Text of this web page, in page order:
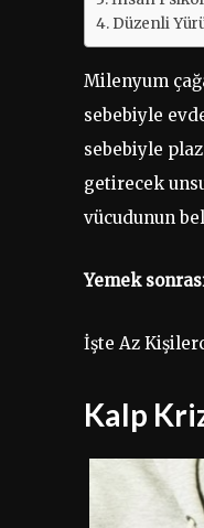
Düzenli
Milenyum
sebebiyle
sebebiyle
getirecek
vücudunun
Yemek
İşte Az
Kalp